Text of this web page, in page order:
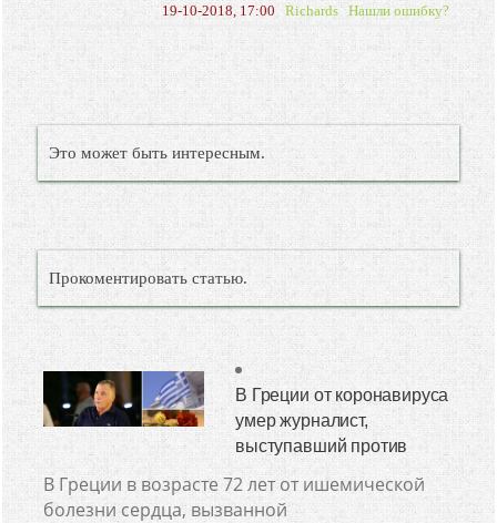
19-10-2018, 17:00 Richards Нашли ошибку?
Это может быть интересным.
Прокоментировать статью.
В Греции от коронавируса
умер журналист,
выступавший против
В Греции в возрасте 72 лет от ишемической
болезни сердца, вызванной